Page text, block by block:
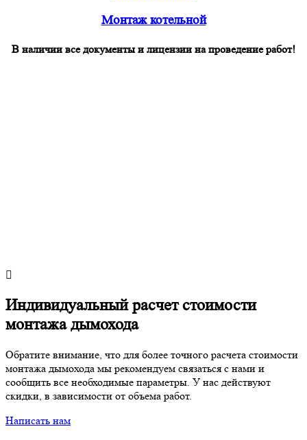
Монтаж котельной
В наличии все документы и лицензии на проведение работ!
Индивидуальный расчет стоимости
монтажа дымохода
Обратите внимание, что для более точного расчета стоимости
монтажа дымохода мы рекомендуем связаться с нами и
сообщить все необходимые параметры. У нас действуют
скидки, в зависимости от объема работ.
Написать нам